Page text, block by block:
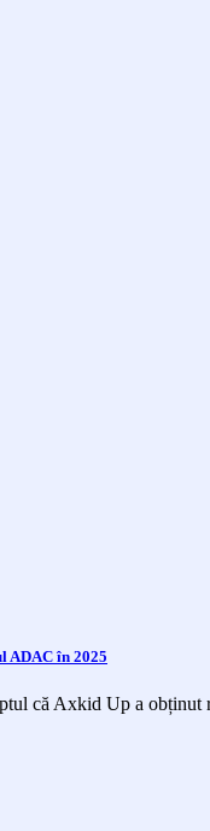
ADAC în 2025
că Axkid Up a obținut